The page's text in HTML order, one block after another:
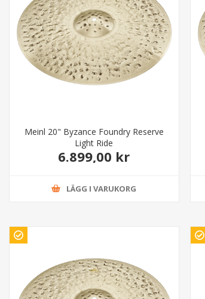
Meinl 20" Byzance Foundry Reserve
Light Ride
6.899,00 kr
LÄGG I VARUKORG